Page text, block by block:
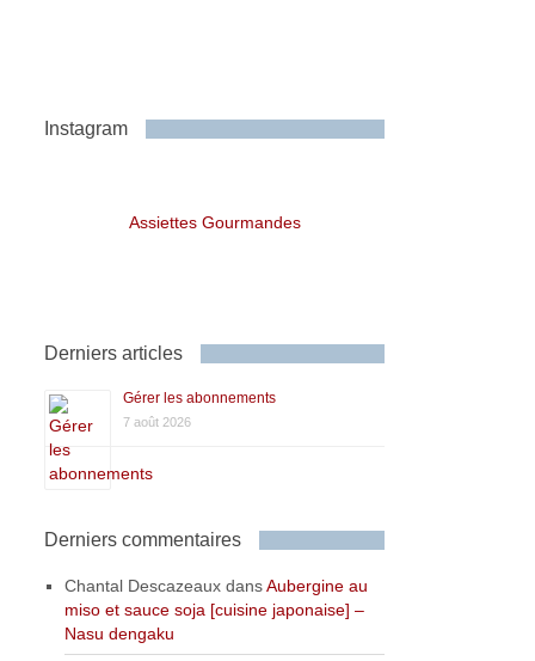
Instagram
Assiettes Gourmandes
Derniers articles
Gérer les abonnements
7 août 2026
Derniers commentaires
Chantal Descazeaux dansAubergine au
miso et sauce soja [cuisine japonaise] –
Nasu dengaku